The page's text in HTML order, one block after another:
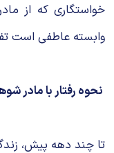
خواستگاری که از
وابسته عاطفی است
نحوه رفتار با مادر
تا چند دهه پیش،